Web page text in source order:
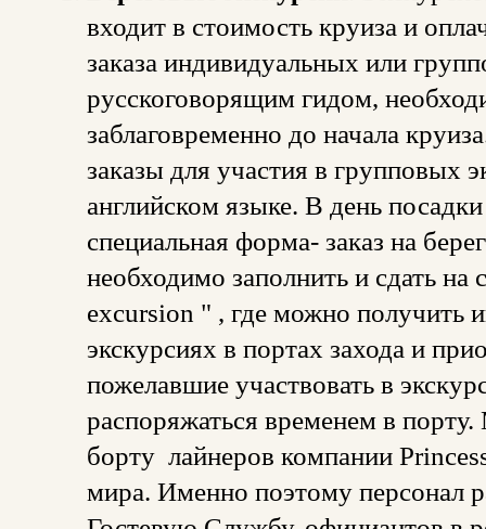
входит в стоимость круиза и
заказа индивидуальных или
русскоговорящим гидом,
заблаговременно до начала
заказы для участия в групповых
английском языке. В день
специальная форма- заказ на
необходимо заполнить и сдать
excursion " , где можно получить
экскурсиях в портах захода и
пожелавшие участвовать в
распоряжаться временем в
борту лайнеров компании
мира. Именно поэтому персонал